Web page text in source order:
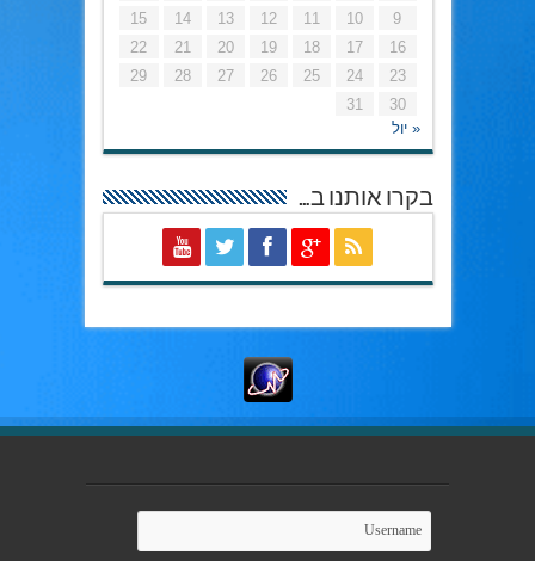
9
10
11
12
13
14
15
16
17
18
19
20
21
22
23
24
25
26
27
28
29
30
31
« יול
בקרו אותנו ב…